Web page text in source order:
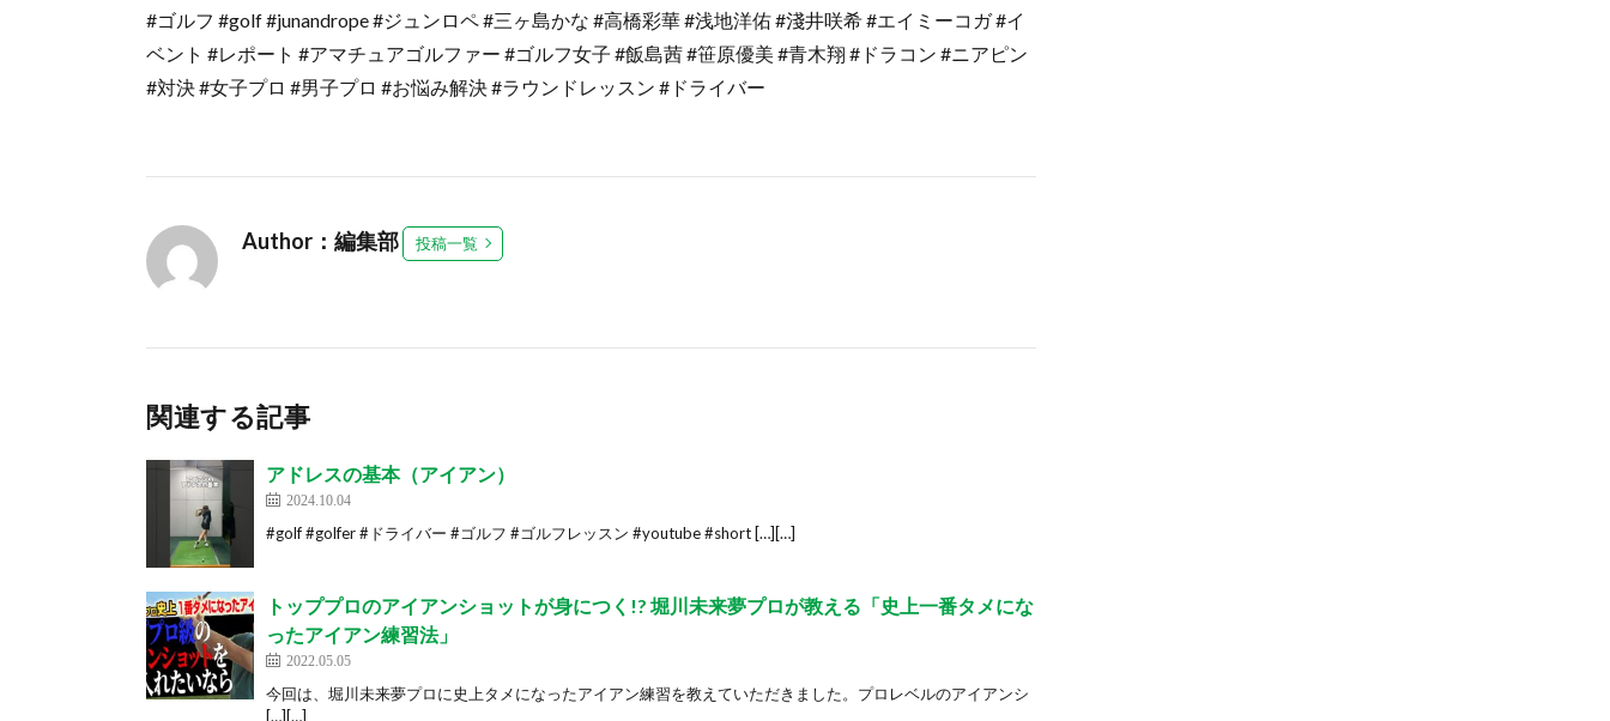
#ゴルフ #golf #junandrope #ジュンロペ #三ヶ島かな #高橋彩華 #浅地洋佑 #淺井咲希 #エイミーコガ #イ
ベント #レポート #アマチュアゴルファー #ゴルフ女子 #飯島茜 #笹原優美 #青木翔 #ドラコン #ニアピン
#対決 #女子プロ #男子プロ #お悩み解決 #ラウンドレッスン #ドライバー
Author：編集部 投稿一覧
関連する記事
アドレスの基本（アイアン）
2024.10.04
#golf #golfer #ドライバー #ゴルフ #ゴルフレッスン #youtube #short […][…]
トッププロのアイアンショットが身につく!? 堀川未来夢プロが教える「史上一番タメにな
ったアイアン練習法」
2022.05.05
今回は、堀川未来夢プロに史上タメになったアイアン練習を教えていただきました。プロレベルのアイアンシ
[…][…]